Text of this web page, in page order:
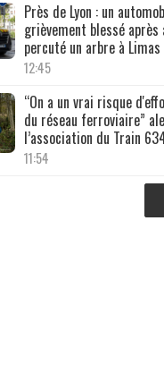
Près de Lyon : un
grièvement blessé après
percuté un arbre à Limas
12:45
“On a un vrai risque
du réseau ferroviaire”
l’association du Train
11:54